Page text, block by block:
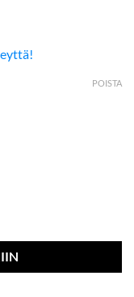
POISTA